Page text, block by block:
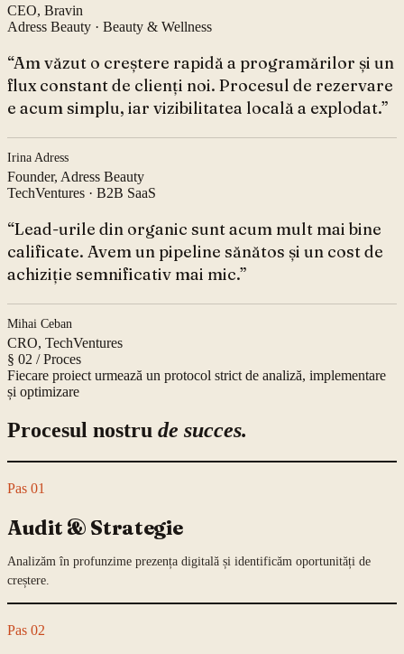
CEO, Bravin
Adress Beauty · Beauty & Wellness
“Am văzut o creștere rapidă a programărilor și un
flux constant de clienți noi. Procesul de rezervare
e acum simplu, iar vizibilitatea locală a explodat.”
Irina Adress
Founder, Adress Beauty
TechVentures · B2B SaaS
“Lead-urile din organic sunt acum mult mai bine
calificate. Avem un pipeline sănătos și un cost de
achiziție semnificativ mai mic.”
Mihai Ceban
CRO, TechVentures
§ 02 / Proces
Fiecare proiect urmează un protocol strict de analiză, implementare
și optimizare
Procesul nostru de succes.
Pas 01
Audit & Strategie
Analizăm în profunzime prezența digitală și identificăm oportunități de
creștere.
Pas 02